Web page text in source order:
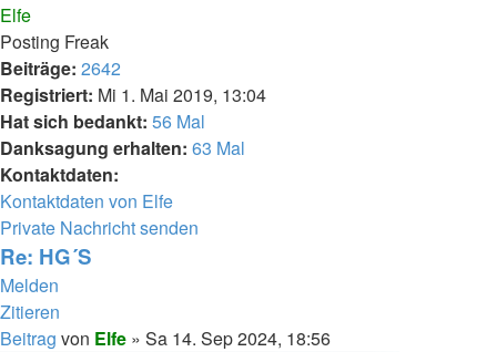
Elfe
Posting Freak
Beiträge: 2642
Registriert: Mi 1. Mai 2019, 13:04
Hat sich bedankt: 56 Mal
Danksagung erhalten: 63 Mal
Kontaktdaten:
Kontaktdaten von Elfe
Private Nachricht senden
Re: HG´S
Melden
Zitieren
Beitrag von Elfe » Sa 14. Sep 2024, 18:56